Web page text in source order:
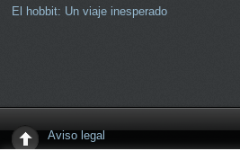
El hobbit: Un viaje inesperado
Aviso legal